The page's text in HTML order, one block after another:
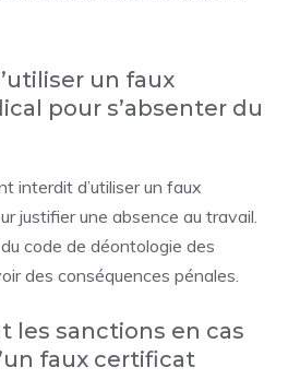
un faux
pour s’absenter du
interdit d’utiliser un faux
justifier une absence au travail.
code de déontologie des
des conséquences pénales.
les sanctions en cas
faux certificat